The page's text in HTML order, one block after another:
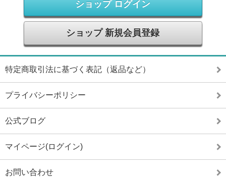
ショップ ログイン
ショップ 新規会員登録
特定商取引法に基づく表記（返品など）
プライバシーポリシー
公式ブログ
マイページ(ログイン)
お問い合わせ